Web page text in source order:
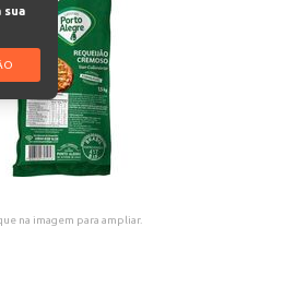
sua
na imagem para ampliar.